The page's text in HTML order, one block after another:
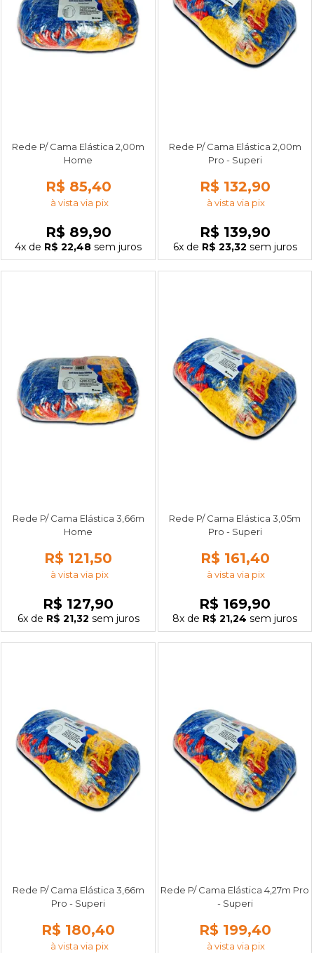
Rede P/ Cama Elástica 2,00m
Home
R$ 85,40
à vista via pix
R$ 89,90
4x de R$ 22,48 sem juros
Rede P/ Cama Elástica 2,00m
Pro - Superi
R$ 132,90
à vista via pix
R$ 139,90
6xde R$ 23,32 sem juros
Rede P/ Cama Elástica 3,66m
Home
R$ 121,50
à vista via pix
R$ 127,90
6xde R$ 21,32 sem juros
Rede P/ Cama Elástica 3,05m
Pro - Superi
R$ 161,40
à vista via pix
R$ 169,90
8x de R$ 21,24 sem juros
Rede P/ Cama Elástica 3,66m
Pro - Superi
R$ 180,40
à vista via pix
Rede P/ Cama Elástica 4,27m Pro
- Superi
R$ 199,40
à vista via pix